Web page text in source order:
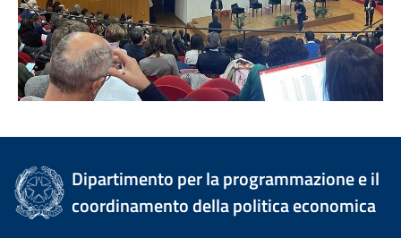
Dipartimento per la programmazione e il
coordinamento della politica economica